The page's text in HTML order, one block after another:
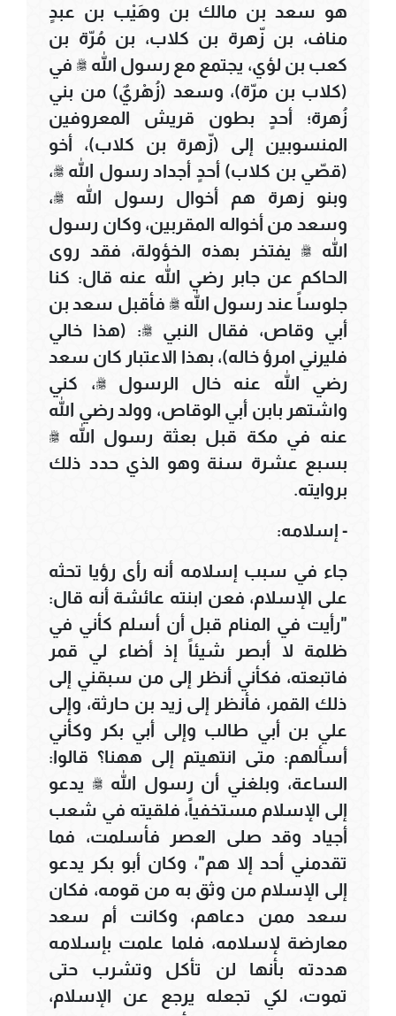
هو سعد بن مالك بن وهَيْب بن عبدٍ
مناف، بن زّهرة بن كلاب، بن مُرّة بن
كعب بن لؤي، يجتمع مع رسول الله ﷺ في
(كلاب بن مرّة)، وسعد (زُهْريٌ) من بني
زُهرة؛ أحدٍ بطون قريش المعروفين
المنسوبين إلى (زّهرة بن كلاب)، أخو
(قصّي بن كلاب) أحدٍ أجداد رسول الله ﷺ،
وبنو زهرة هم أخوال رسول الله ﷺ،
وسعد من أخواله المقربين، وكان رسول
الله ﷺ يفتخر بهذه الخؤولة، فقد روى
الحاكم عن جابر رضي الله عنه قال: كنا
جلوساً عند رسول الله ﷺ فأقبل سعد بن
أبي وقاص، فقال النبي ﷺ: (هذا خالي
فليرني امرؤ خاله)، بهذا الاعتبار كان سعد
رضي الله عنه خال الرسول ﷺ، كني
واشتهر بابن أبي الوقاص، وولد رضي الله
عنه في مكة قبل بعثة رسول الله ﷺ
بسبع عشرة سنة وهو الذي حدد ذلك
بروايته.
- إسلامه:
جاء في سبب إسلامه أنه رأى رؤيا تحثه
على الإسلام، فعن ابنته عائشة أنه قال:
"رأيت في المنام قبل أن أسلم كأني في
ظلمة لا أبصر شيئاً إذ أضاء لي قمر
فاتبعته، فكأني أنظر إلى من سبقني إلى
ذلك القمر، فأنظر إلى زيد بن حارثة، وإلى
علي بن أبي طالب وإلى أبي بكر وكأني
أسألهم: متى انتهيتم إلى ههنا؟ قالوا:
الساعة، وبلغني أن رسول الله ﷺ يدعو
إلى الإسلام مستخفياً، فلقيته في شعب
أجياد وقد صلى العصر فأسلمت، فما
تقدمني أحد إلا هم"، وكان أبو بكر يدعو
إلى الإسلام من وثق به من قومه، فكان
سعد ممن دعاهم، وكانت أم سعد
معارضة لإسلامه، فلما علمت بإسلامه
هددته بأنها لن تأكل وتشرب حتى
تموت، لكي تجعله يرجع عن الإسلام،